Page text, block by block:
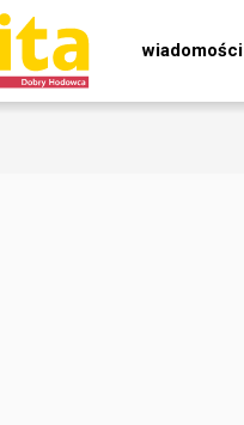
wiadomości